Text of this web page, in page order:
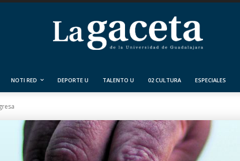
NOTI RED DEPORTE U TALENTO U 02 CULTURA ESPECIALES